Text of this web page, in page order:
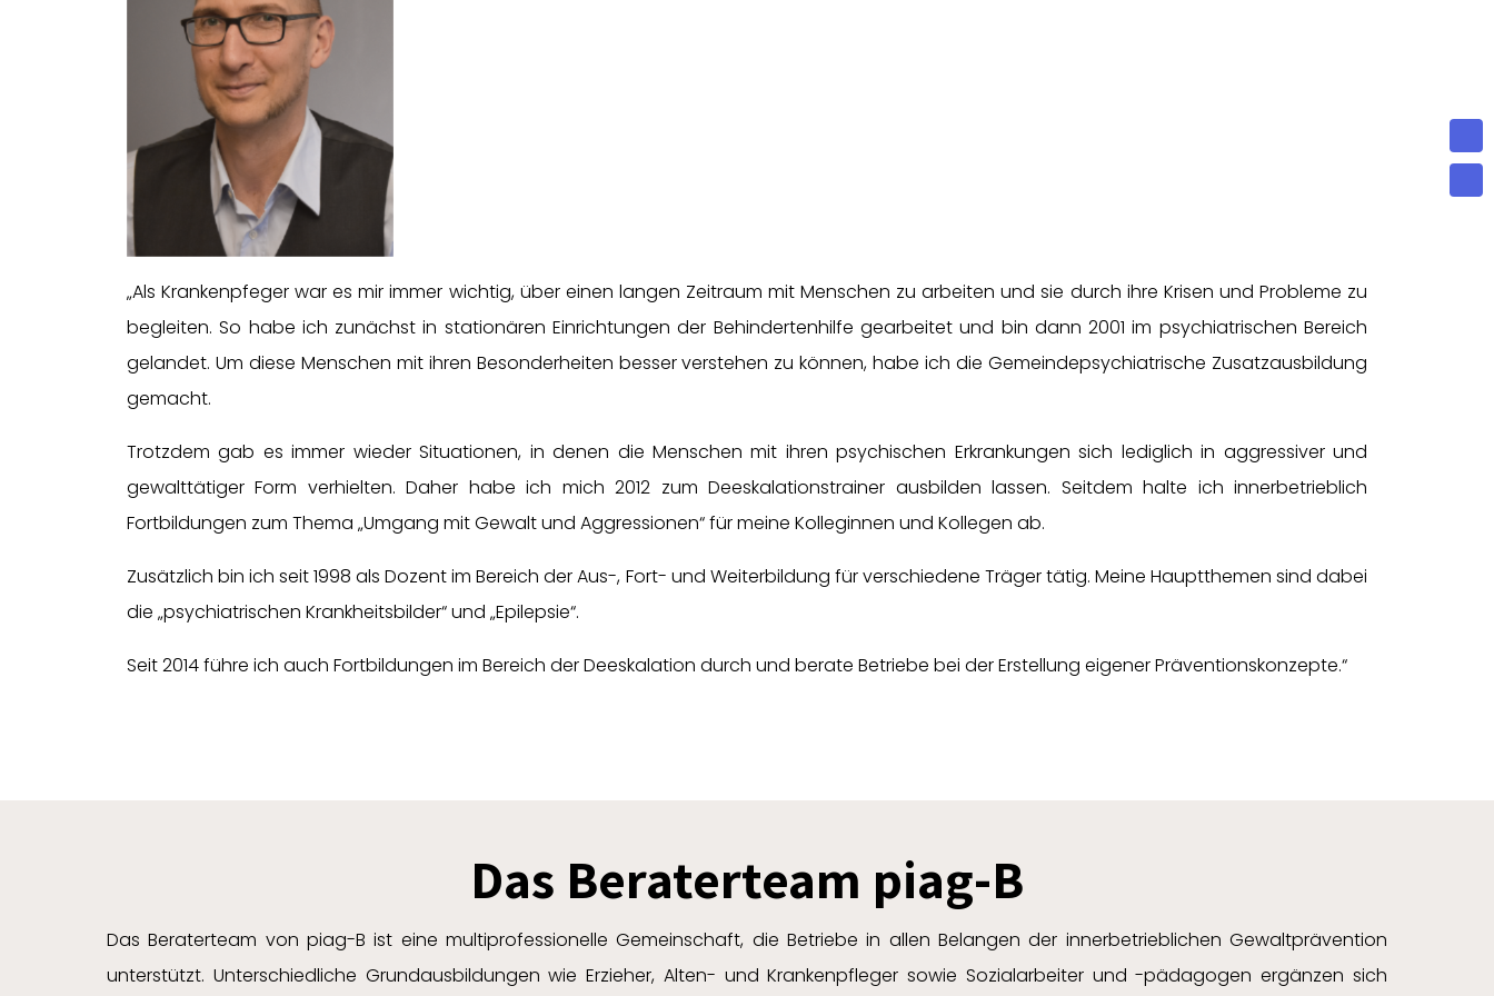
„Als Krankenpfeger war es mir immer wichtig, über einen langen Zeitraum mit Menschen zu arbeiten und sie durch ihre Krisen und Probleme zu
begleiten. So habe ich zunächst in stationären Einrichtungen der Behindertenhilfe gearbeitet und bin dann 2001 im psychiatrischen Bereich
gelandet. Um diese Menschen mit ihren Besonderheiten besser verstehen zu können, habe ich die Gemeindepsychiatrische Zusatzausbildung
gemacht.
Trotzdem gab es immer wieder Situationen, in denen die Menschen mit ihren psychischen Erkrankungen sich lediglich in aggressiver und
gewalttätiger Form verhielten. Daher habe ich mich 2012 zum Deeskalationstrainer ausbilden lassen. Seitdem halte ich innerbetrieblich
Fortbildungen zum Thema „Umgang mit Gewalt und Aggressionen“ für meine Kolleginnen und Kollegen ab.
Zusätzlich bin ich seit 1998 als Dozent im Bereich der Aus-, Fort- und Weiterbildung für verschiedene Träger tätig. Meine Hauptthemen sind dabei
die „psychiatrischen Krankheitsbilder“ und „Epilepsie“.
Seit 2014 führe ich auch Fortbildungen im Bereich der Deeskalation durch und berate Betriebe bei der Erstellung eigener Präventionskonzepte.“
Das Beraterteam piag-B
Das Beraterteam von piag-B ist eine multiprofessionelle Gemeinschaft, die Betriebe in allen Belangen der innerbetrieblichen Gewaltprävention
unterstützt. Unterschiedliche Grundausbildungen wie Erzieher, Alten- und Krankenpfleger sowie Sozialarbeiter und -pädagogen ergänzen sich